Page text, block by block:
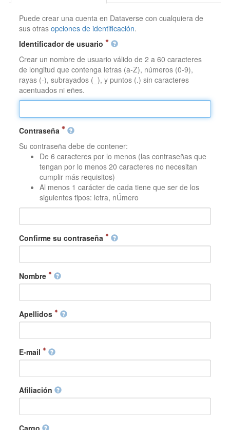
Puede crear una cuenta en Dataverse con cualquiera de
sus otrasopciones de identificación.
Identificador de usuario
Crear un nombre de usuario válido de 2 a 60 caracteres
de longitud que contenga letras (a-Z), números (0-9),
rayas (-), subrayados (_), y puntos (.) sin caracteres
acentuados ni eñes.
Contraseña
Su contraseña debe de contener:
De 6 caracteres por lo menos (las contraseñas que
tengan por lo menos 20 caracteres no necesitan
cumplir más requisitos)
Al menos 1 carácter de cada tiene que ser de los
siguientes tipos: letra, nÚmero
Confirme su contraseña
Nombre
Apellidos
E-mail
Afiliación
Cargo